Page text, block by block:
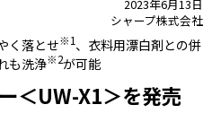
2023年6月13日
シャープ株式会社
く落とせ※1、衣料用漂白剤との併
も洗浄※2が可能
＜UW-X1＞を発売